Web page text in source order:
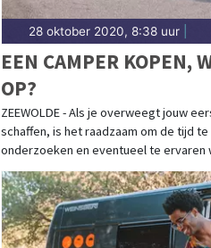
28 oktober 2020, 8:38 uur|
EEN CAMPER KOPEN,
OP?
ZEEWOLDE - Als je overweegt jouw
schaffen, is het raadzaam om de tijd
onderzoeken en eventueel te ervaren